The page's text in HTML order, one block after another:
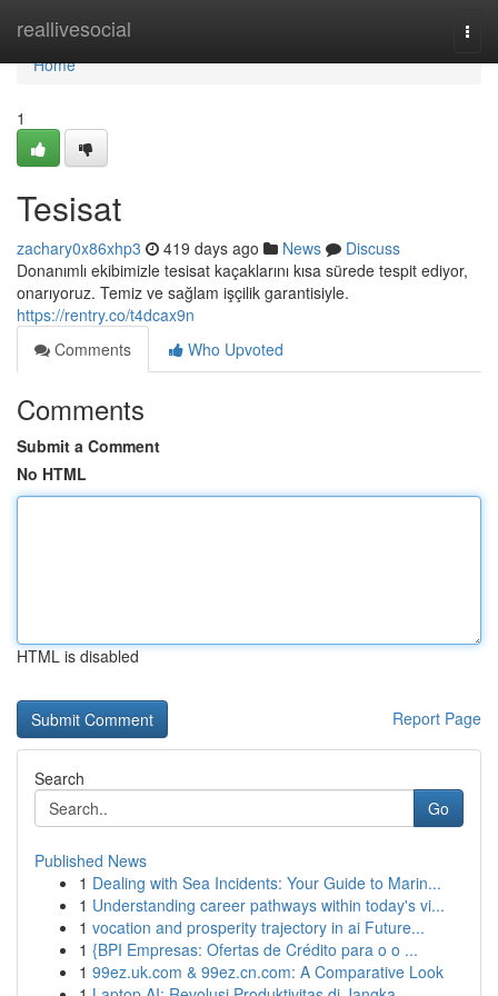
reallivesocial
Home
Home
1
Tesisat
zachary0x86xhp3 419 days ago News
Discuss
Donanımlı ekibimizle tesisat kaçaklarını kısa sürede tespit ediyor,
onarıyoruz. Temiz ve sağlam işçilik garantisiyle.
https://rentry.co/t4dcax9n
Comments
Who Upvoted
Comments
Submit a Comment
No HTML
HTML is disabled
Report Page
Search
Go
Published News
1 Dealing with Sea Incidents: Your Guide to Marin...
1 Understanding career pathways within today's vi...
1 vocation and prosperity trajectory in ai Future...
1 {BPI Empresas: Ofertas de Crédito para o o ...
1 99ez.uk.com & 99ez.cn.com: A Comparative Look